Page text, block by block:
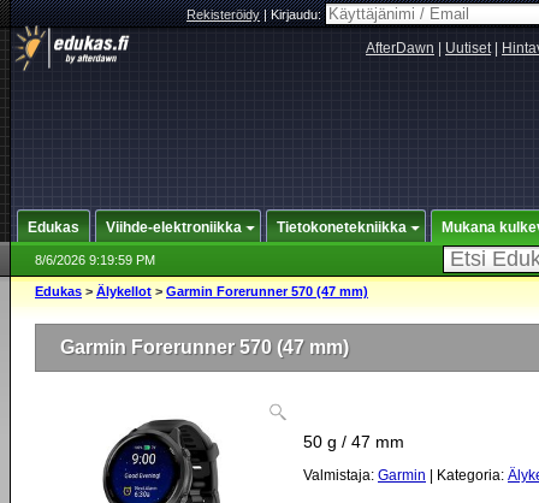
Rekisteröidy|Kirjaudu:
AfterDawn Uutiset|
Edukas Viihde-elektroniikka Tietokonetekniikka Mukana
8/6/2026 9:19:59 PM
Edukas > Älykellot > Garmin Forerunner 570 (47 mm)
Garmin Forerunner 570 (47 mm)
50 g / 47 mm
Valmistaja: Garmin | Kategoria: